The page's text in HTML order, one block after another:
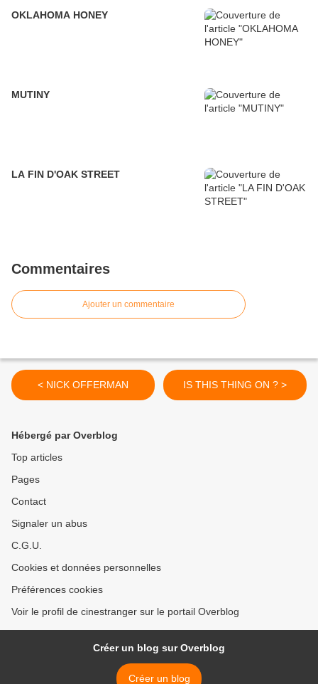
OKLAHOMA HONEY
MUTINY
LA FIN D'OAK STREET
Commentaires
Ajouter un commentaire
< NICK OFFERMAN IS THIS THING ON ? >
Hébergé par Overblog
Top articles
Pages
Contact
Signaler un abus
C.G.U.
Cookies et données personnelles
Préférences cookies
Voir le profil de cinestranger sur le portail Overblog
Créer un blog sur Overblog
Créer un blog